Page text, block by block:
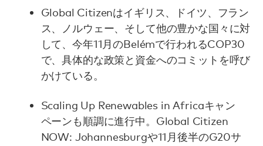
Global Citizenはイギリス、ドイツ、フラン
ス、ノルウェー、そして他の豊かな国々に対
して、今年11月のBelémで行われるCOP30
で、具体的な政策と資金へのコミットを呼び
かけている。
Scaling Up Renewables in Africaキャン
ペーンも順調に進行中。Global Citizen
NOW: Johannesburgや11月後半のG20サ